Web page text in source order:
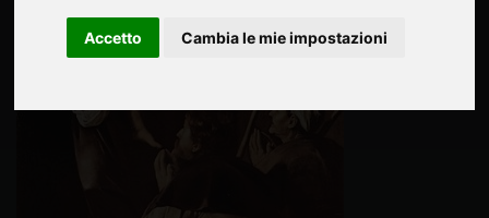
Accetto Cambia le mie impostazioni